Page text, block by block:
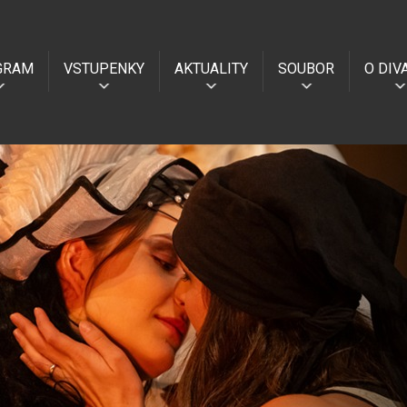
VSTUPENKY AKTUALITY SOUBOR O